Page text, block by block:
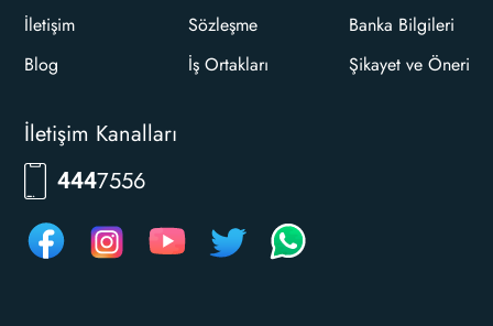
İletişim
Blog
Sözleşme
İş Ortakları
Banka Bilgileri
Şikayet ve Öneri
İletişim Kanalları
444RKLM